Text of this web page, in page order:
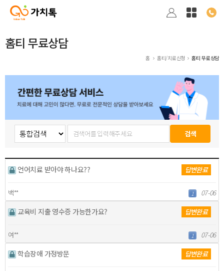
홈티 무료상담
홈 홈티/치료신청 홈티 무료상담
언어치료 받아야 하나요?? 답변완료
백** 1 07-06
교육비 지출 영수증 가능한가요? 답변완료
여** 1 07-06
학습장애 가정방문 답변완료